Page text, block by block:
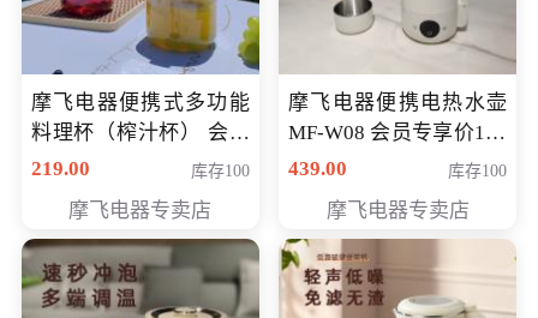
摩飞电器便携式多功能
料理杯（榨汁杯） 会员
专享价118元
219.00 库存100
摩飞电器专卖店
摩飞电器便携电热水壶
MF-W08 会员专享价198
元
439.00 库存100
摩飞电器专卖店